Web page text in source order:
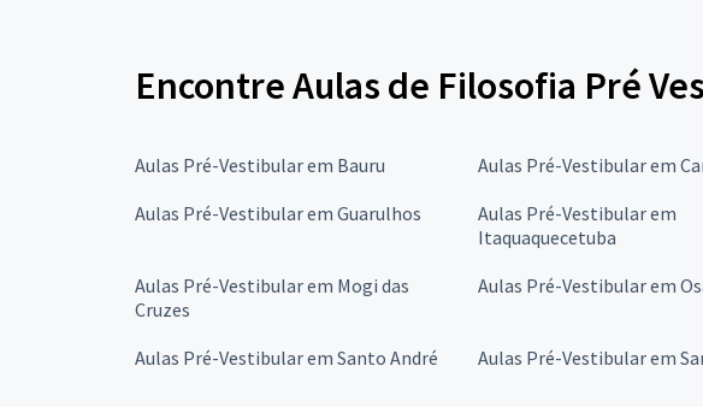
Encontre Aulas de Filosofia Pré
Aulas Pré-Vestibular em Bauru Aulas Pré-Vestibular em
Aulas Pré-Vestibular em Guarulhos
Aulas Pré-Vestibular em
Itaquaquecetuba
Aulas Pré-Vestibular em Mogi das
Cruzes
Aulas Pré-Vestibular em
Aulas Pré-Vestibular em Santo André
Aulas Pré-Vestibular em